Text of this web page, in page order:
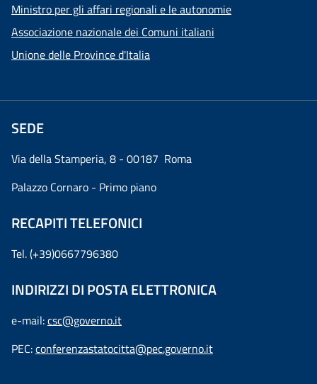
Ministro per gli affari regionali e le autonomie
Associazione nazionale dei Comuni italiani
Unione delle Province d'Italia
SEDE
Via della Stamperia, 8 - 00187 Roma
Palazzo Cornaro - Primo piano
RECAPITI TELEFONICI
Tel. (+39)0667796380
INDIRIZZI DI POSTA ELETTRONICA
e-mail:csc@governo.it
PEC:conferenzastatocitta@pec.governo.it